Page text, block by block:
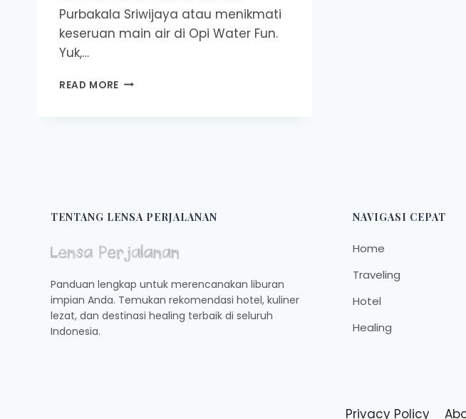
Purbakala Sriwijaya atau menikmati
keseruan main air di Opi Water Fun.
Yuk,…
READ MORE REKOMENDASI
TENTANG LENSA PERJALANAN
Panduan lengkap untuk merencanakan liburan
impian Anda. Temukan rekomendasi hotel, kuliner
lezat, dan destinasi healing terbaik di seluruh
Indonesia.
NAVIGASI CEPAT
Home
Traveling
Hotel
Healing
Privacy Policy